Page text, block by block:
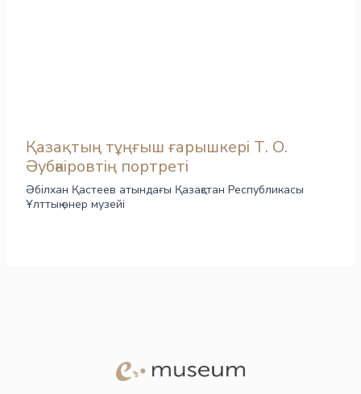
Қазақтың тұңғыш ғарышкері Т. О.
Әубәкіровтің портреті
Әбілхан Қастеев атындағы Қазақстан Республикасы
Ұлттық өнер музейі